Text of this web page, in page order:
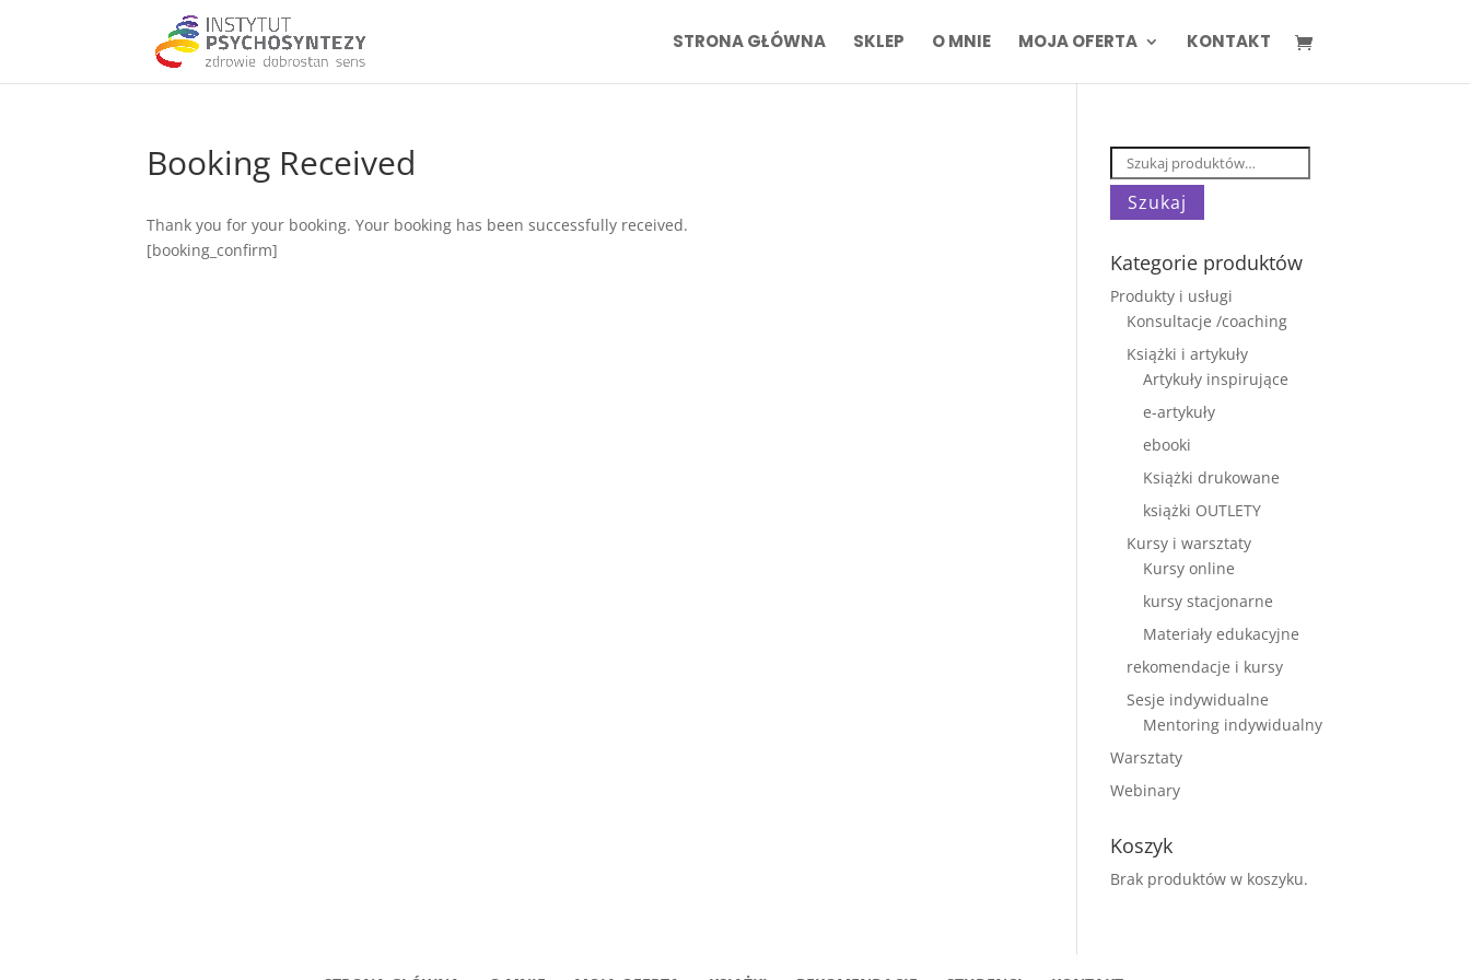
STRONA GŁÓWNA SKLEP O MNIE MOJA OFERTA KONTAKT
Booking Received
Thank you for your booking. Your booking has been successfully received.
[booking_confirm]
Szukaj:
Szukaj
Kategorie produktów
Produkty i usługi
Konsultacje /coaching
Książki i artykuły
Artykuły inspirujące
e-artykuły
ebooki
Książki drukowane
książki OUTLETY
Kursy i warsztaty
Kursy online
kursy stacjonarne
Materiały edukacyjne
rekomendacje i kursy
Sesje indywidualne
Mentoring indywidualny
Warsztaty
Webinary
Koszyk
Brak produktów w koszyku.